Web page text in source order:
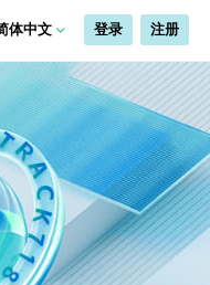
EDM 资源